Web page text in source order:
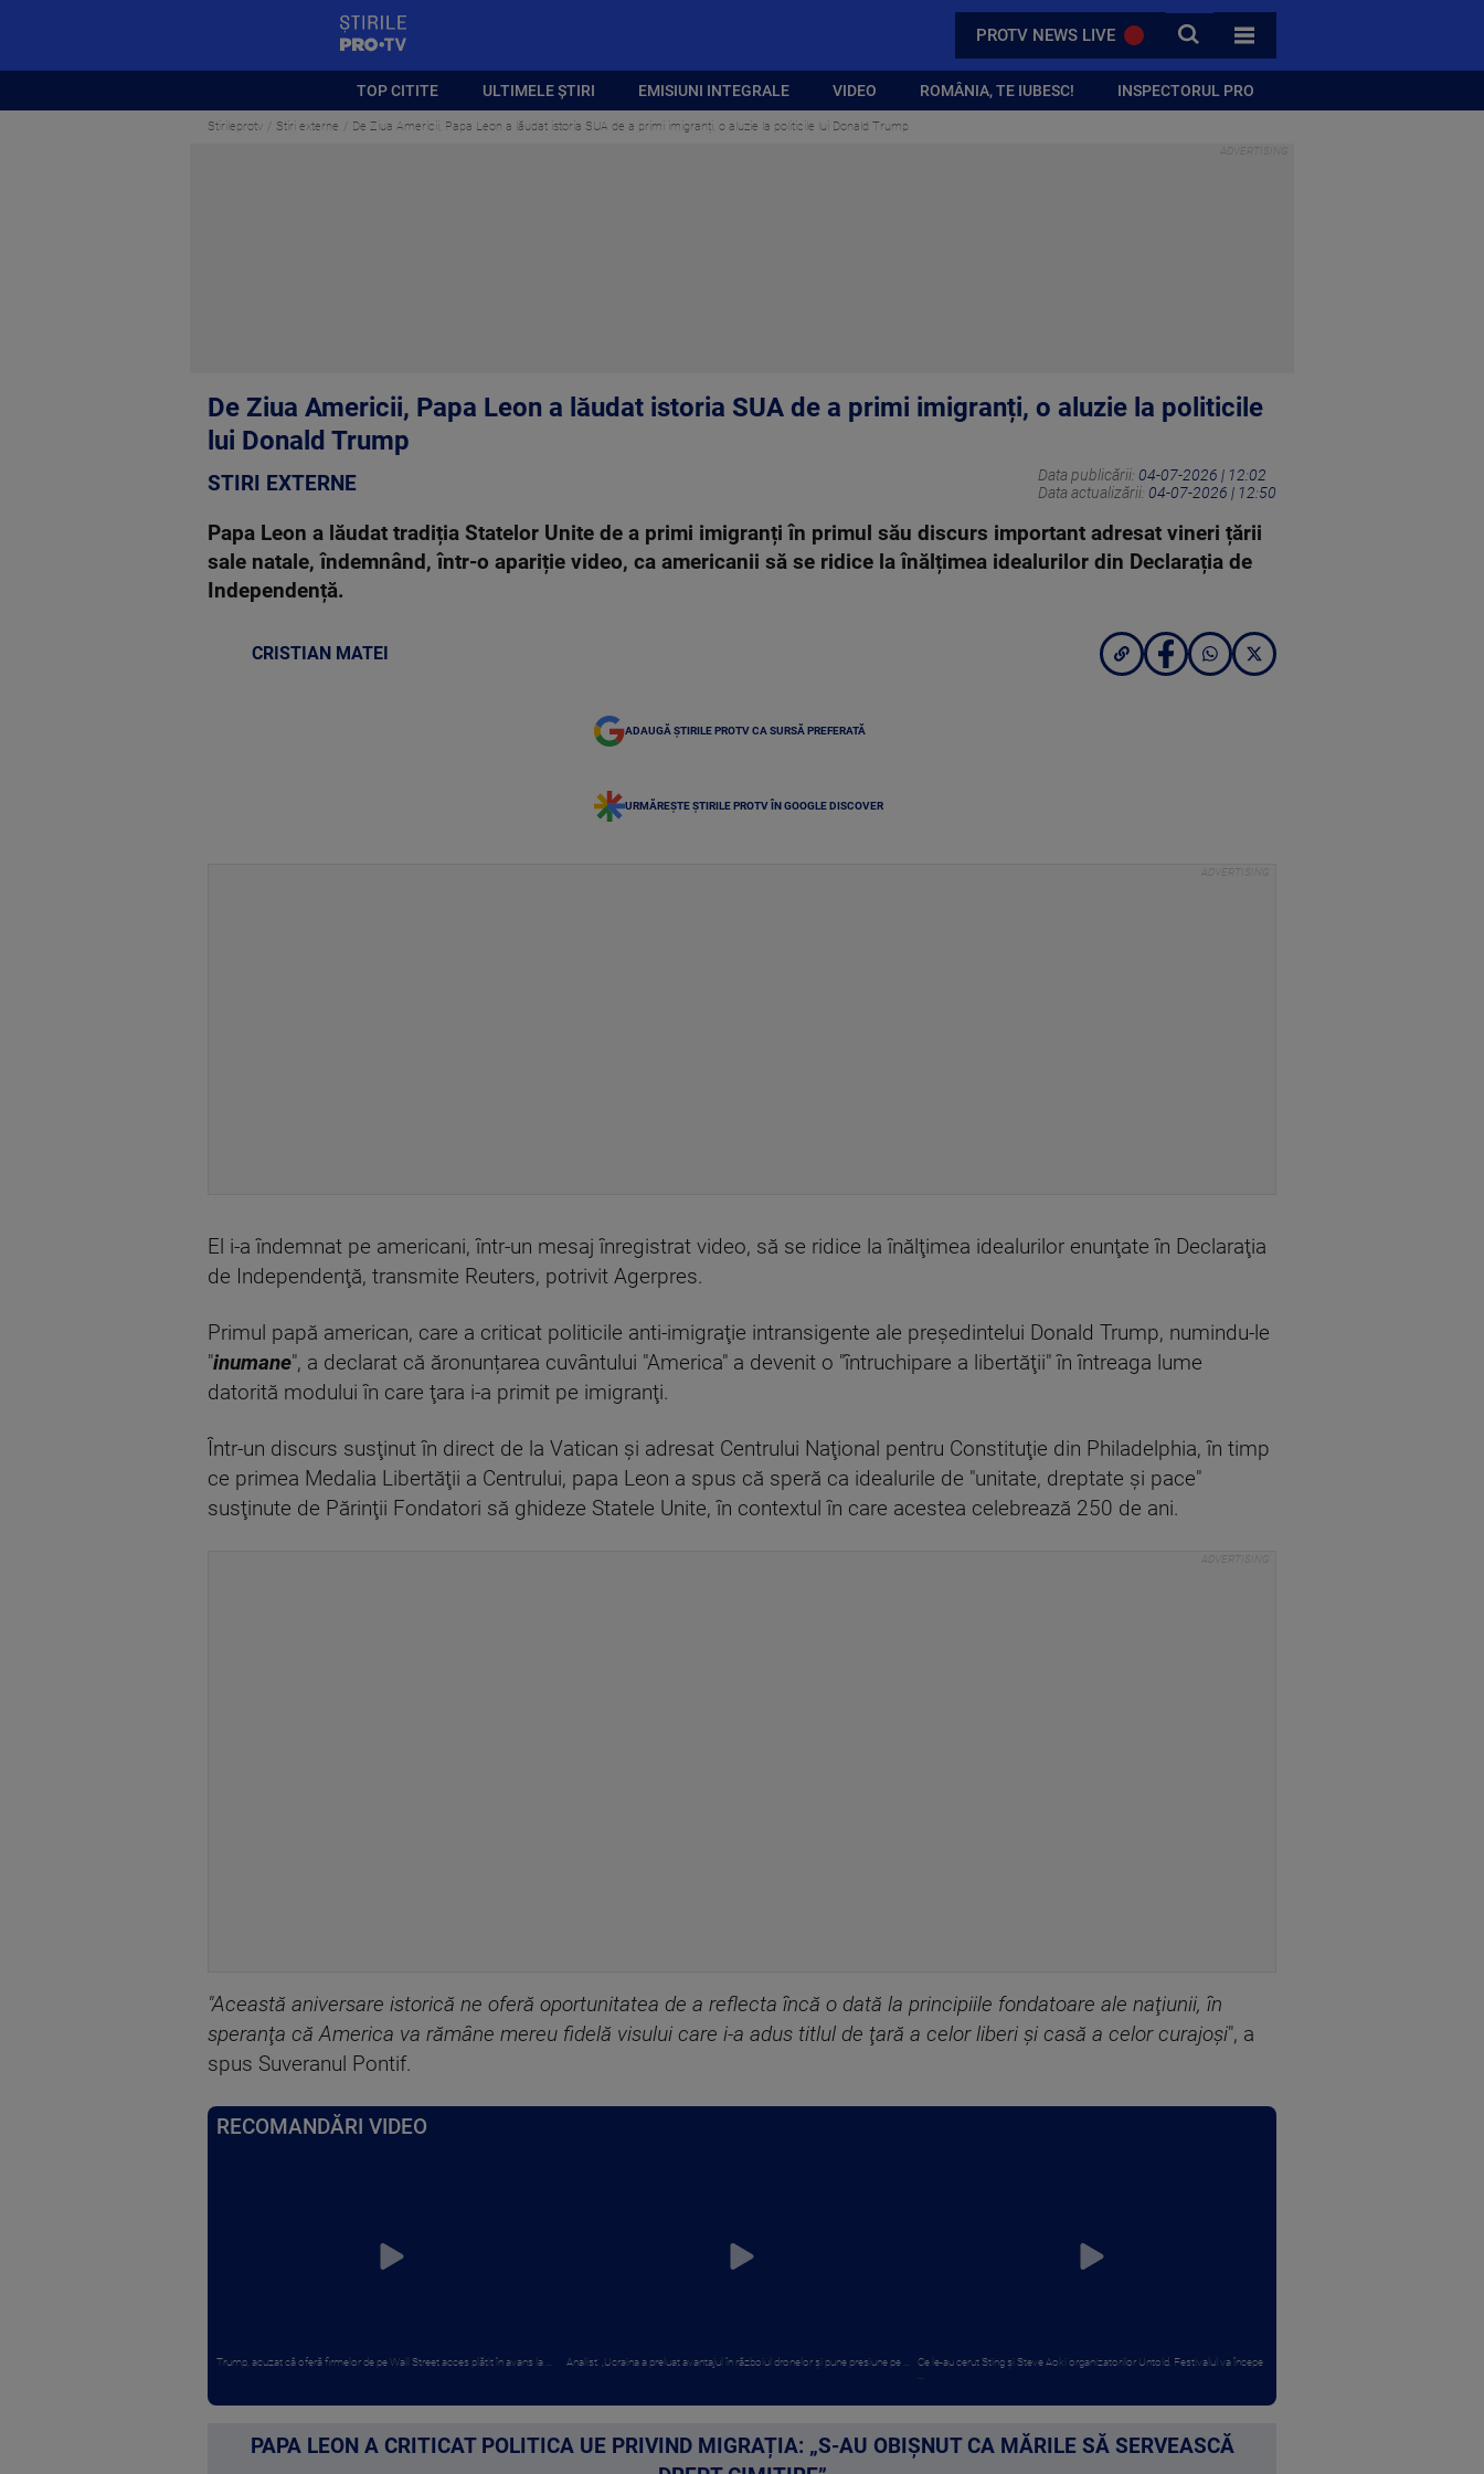
PROTV NEWS LIVE CAUTA
TOATE CATEGORIILE
TOP CITITE ULTIMELE ȘTIRI EMISIUNI INTEGRALE VIDEO ROMÂNIA, TE IUBESC! INSPECTORUL PRO
Stirileprotv Stiri externe De Ziua Americii, Papa Leon a lăudat istoria SUA de a primi imigranți, o aluzie la politicile lui Donald Trump
De Ziua Americii, Papa Leon a lăudat istoria SUA de a primi imigranți, o aluzie la politicile
lui Donald Trump
STIRI EXTERNE Data publicării: 04-07-2026 | 12:02
Data actualizării: 04-07-2026 | 12:50
Papa Leon a lăudat tradiția Statelor Unite de a primi imigranți în primul său discurs important adresat vineri țării
sale natale, îndemnând, într-o apariție video, ca americanii să se ridice la înălțimea idealurilor din Declarația de
Independență.
CRISTIAN MATEI
ADAUGĂ ȘTIRILE PROTV CA SURSĂ PREFERATĂ
URMĂREȘTE ȘTIRILE PROTV ÎN GOOGLE DISCOVER
El i-a îndemnat pe americani, într-un mesaj înregistrat video, să se ridice la înălţimea idealurilor enunţate în Declaraţia
de Independenţă, transmite Reuters, potrivit Agerpres.
Primul papă american, care a criticat politicile anti-imigraţie intransigente ale preşedintelui Donald Trump, numindu-le
"inumane", a declarat că ăronunțarea cuvântului "America" a devenit o "întruchipare a libertăţii" în întreaga lume
datorită modului în care ţara i-a primit pe imigranţi.
Într-un discurs susţinut în direct de la Vatican şi adresat Centrului Naţional pentru Constituţie din Philadelphia, în timp
ce primea Medalia Libertăţii a Centrului, papa Leon a spus că speră ca idealurile de "unitate, dreptate şi pace"
susţinute de Părinţii Fondatori să ghideze Statele Unite, în contextul în care acestea celebrează 250 de ani.
"Această aniversare istorică ne oferă oportunitatea de a reflecta încă o dată la principiile fondatoare ale naţiunii, în
speranţa că America va rămâne mereu fidelă visului care i-a adus titlul de ţară a celor liberi şi casă a celor curajoşi", a
spus Suveranul Pontif.
RECOMANDĂRI VIDEO
Trump, acuzat că oferă firmelor de pe Wall Street acces plătit în avans la ... Analist: „Ucraina a preluat avantajul în războiul dronelor și pune presiune pe ...
Ce le-au cerut Sting și Steve Aoki organizatorilor Untold. Festivalul va începe
PAPA LEON A CRITICAT POLITICA UE PRIVIND MIGRAȚIA: „S-AU OBIȘNUT CA MĂRILE SĂ SERVEASCĂ